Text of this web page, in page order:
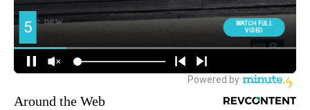
Around the Web